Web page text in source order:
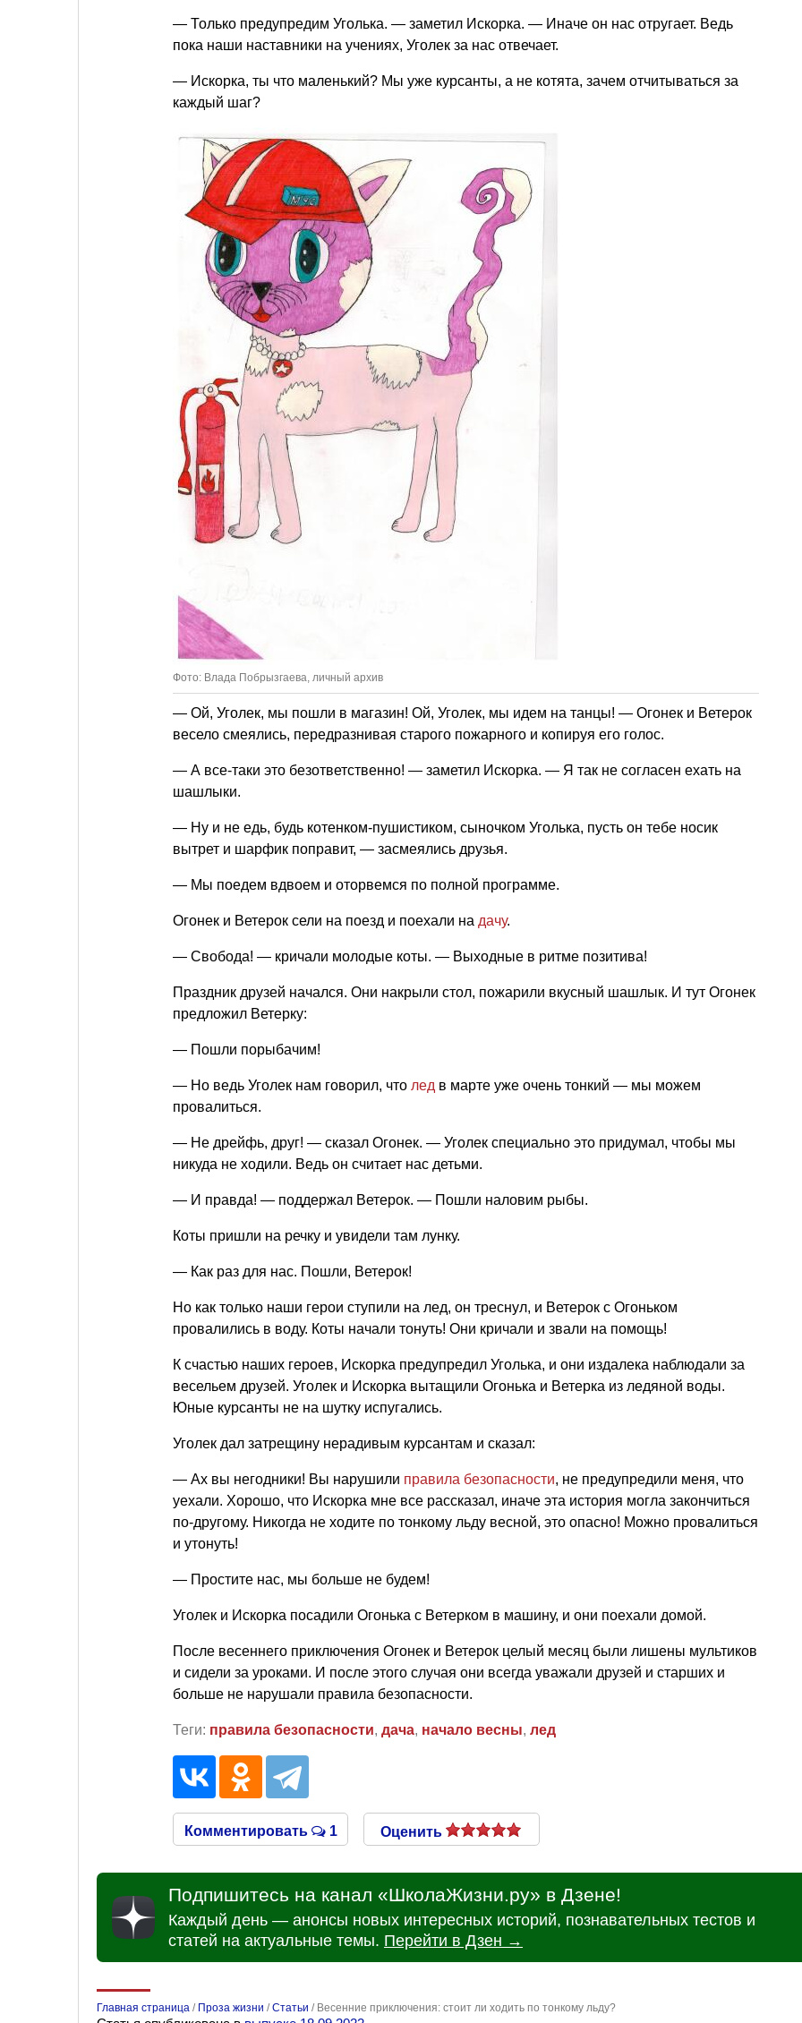
— Только предупредим Уголька. — заметил Искорка. — Иначе он нас отругает. Ведь
пока наши наставники на учениях, Уголек за нас отвечает.
— Искорка, ты что маленький? Мы уже курсанты, а не котята, зачем отчитываться за
каждый шаг?
Фото: Влада Побрызгаева, личный архив
— Ой, Уголек, мы пошли в магазин! Ой, Уголек, мы идем на танцы! — Огонек и Ветерок
весело смеялись, передразнивая старого пожарного и копируя его голос.
— А все-таки это безответственно! — заметил Искорка. — Я так не согласен ехать на
шашлыки.
— Ну и не едь, будь котенком-пушистиком, сыночком Уголька, пусть он тебе носик
вытрет и шарфик поправит, — засмеялись друзья.
— Мы поедем вдвоем и оторвемся по полной программе.
Огонек и Ветерок сели на поезд и поехали на дачу.
— Свобода! — кричали молодые коты. — Выходные в ритме позитива!
Праздник друзей начался. Они накрыли стол, пожарили вкусный шашлык. И тут Огонек
предложил Ветерку:
— Пошли порыбачим!
— Но ведь Уголек нам говорил, что лед в марте уже очень тонкий — мы можем
провалиться.
— Не дрейфь, друг! — сказал Огонек. — Уголек специально это придумал, чтобы мы
никуда не ходили. Ведь он считает нас детьми.
— И правда! — поддержал Ветерок. — Пошли наловим рыбы.
Коты пришли на речку и увидели там лунку.
— Как раз для нас. Пошли, Ветерок!
Но как только наши герои ступили на лед, он треснул, и Ветерок с Огоньком
провалились в воду. Коты начали тонуть! Они кричали и звали на помощь!
К счастью наших героев, Искорка предупредил Уголька, и они издалека наблюдали за
весельем друзей. Уголек и Искорка вытащили Огонька и Ветерка из ледяной воды.
Юные курсанты не на шутку испугались.
Уголек дал затрещину нерадивым курсантам и сказал:
— Ах вы негодники! Вы нарушили правила безопасности, не предупредили меня, что
уехали. Хорошо, что Искорка мне все рассказал, иначе эта история могла закончиться
по-другому. Никогда не ходите по тонкому льду весной, это опасно! Можно провалиться
и утонуть!
— Простите нас, мы больше не будем!
Уголек и Искорка посадили Огонька с Ветерком в машину, и они поехали домой.
После весеннего приключения Огонек и Ветерок целый месяц были лишены мультиков
и сидели за уроками. И после этого случая они всегда уважали друзей и старших и
больше не нарушали правила безопасности.
Теги: правила безопасности, дача, начало весны, лед
Комментировать 1 Оценить
Подпишитесь на канал «ШколаЖизни.ру» в Дзене!
Каждый день — анонсы новых интересных историй, познавательных тестов и
статей на актуальные темы. Перейти в Дзен →
Главная страница / Проза жизни /Статьи / Весенние приключения: стоит ли ходить по тонкому льду?